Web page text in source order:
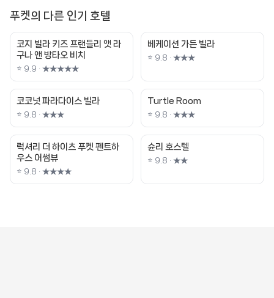
푸켓의 다른 인기 호텔
코지 빌라 키즈 프랜들리 앳 라
구나 앤 방타오 비치
⭐ 9.9 · ★★★★★
베케이션 가든 빌라
⭐ 9.8 · ★★★
코코넛 파라다이스 빌라
⭐ 9.8 · ★★★
Turtle Room
⭐ 9.8 · ★★★
럭셔리 더 하이츠 푸켓 펜트하
우스 어썸뷰
⭐ 9.8 · ★★★★
슌리 호스텔
⭐ 9.8 · ★★